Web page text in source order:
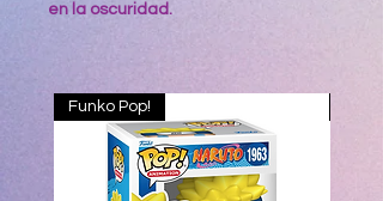
en la oscuridad.
Funko Pop!